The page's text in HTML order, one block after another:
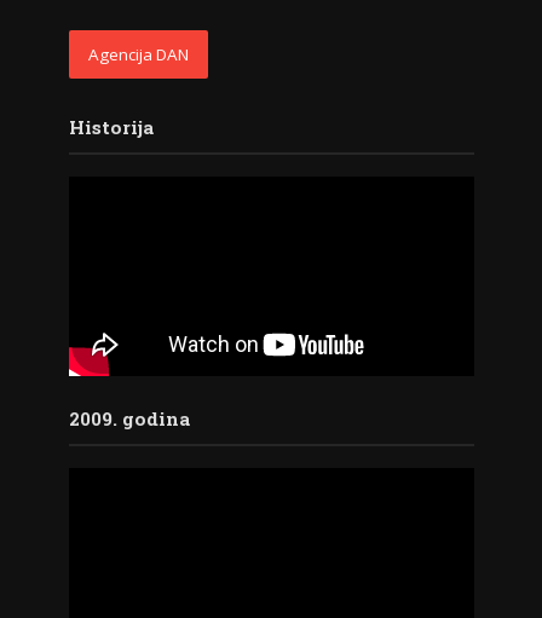
Agencija DAN
Historija
2009. godina